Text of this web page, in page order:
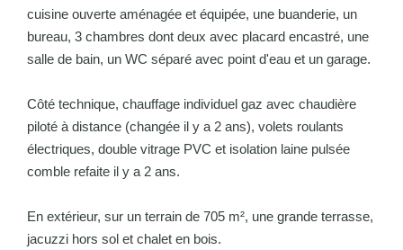
cuisine ouverte aménagée et équipée, une buanderie, un
bureau, 3 chambres dont deux avec placard encastré, une
salle de bain, un WC séparé avec point d'eau et un garage.
Côté technique, chauffage individuel gaz avec chaudière
piloté à distance (changée il y a 2 ans), volets roulants
électriques, double vitrage PVC et isolation laine pulsée
comble refaite il y a 2 ans.
En extérieur, sur un terrain de 705 m², une grande terrasse,
jacuzzi hors sol et chalet en bois.